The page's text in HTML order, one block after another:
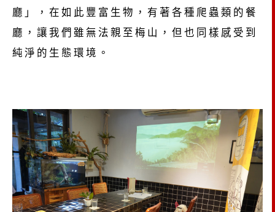
廳」，在如此豐富生物，有著各種爬蟲類的餐
廳，讓我們雖無法親至梅山，但也同樣感受到
純淨的生態環境。